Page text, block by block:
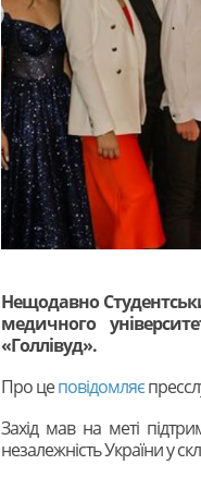
Нещодавно
медичного
«Голлівуд».
Про цеповідомляє
Захід мав на меті
незалежність України у